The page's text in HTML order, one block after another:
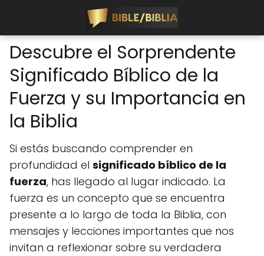
Descubre el Sorprendente
Significado Bíblico de la
Fuerza y su Importancia en
la Biblia
Si estás buscando comprender en
profundidad el significado bíblico de la
fuerza, has llegado al lugar indicado. La
fuerza es un concepto que se encuentra
presente a lo largo de toda la Biblia, con
mensajes y lecciones importantes que nos
invitan a reflexionar sobre su verdadera